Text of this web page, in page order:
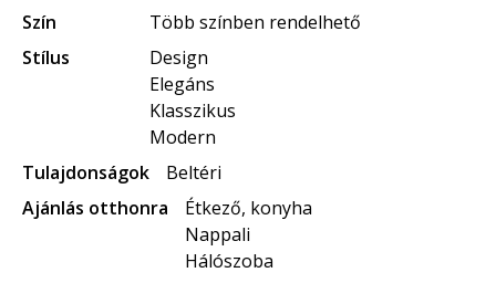
Szín
Több színben rendelhető
Stílus
Design
Elegáns
Klasszikus
Modern
Tulajdonságok
Beltéri
Ajánlás otthonra
Étkező, konyha
Nappali
Hálószoba